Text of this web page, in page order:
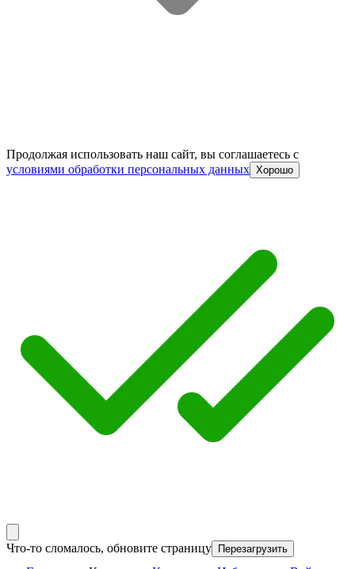
Продолжая использовать наш сайт, вы соглашаетесь c
условиями обработки персональных данных Хорошо
Что-то сломалось, обновите страницу Перезагрузить